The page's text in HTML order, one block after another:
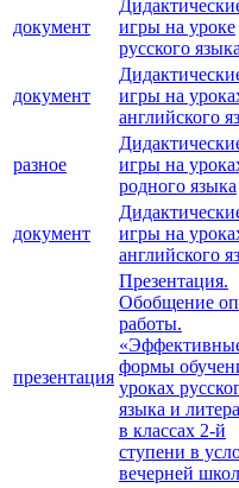
документ
игры на уроке
русского
документ
игры на
английского
разное
игры на
родного языка
документ
игры на
английского
презентация
Презентация.
Обобщение
работы.
формы
уроках
языка и
в классах 2-й
ступени в
вечерней